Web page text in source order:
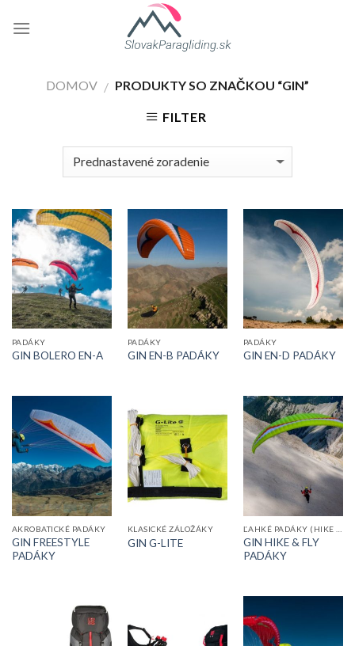
DOMOV / PRODUKTY SO ZNAČKOU “GIN”
FILTER
PADÁKY
GIN BOLERO EN-A
PADÁKY
GIN EN-B PADÁKY
PADÁKY
GIN EN-D PADÁKY
AKROBATICKÉ PADÁKY
GIN FREESTYLE
PADÁKY
KLASICKÉ ZÁLOŽÁKY
GIN G-LITE
GIN HIKE & FLY
PADÁKY